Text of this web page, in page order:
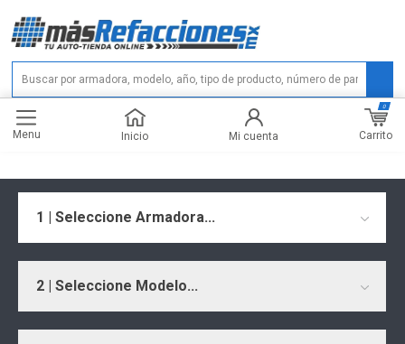
Menu Inicio Mi cuenta Carrito
0
1 | Seleccione Armadora...
2 | Seleccione Modelo...